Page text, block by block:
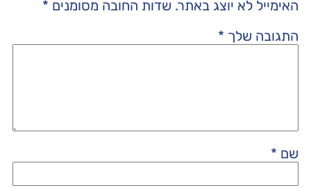
האימייל לא יוצג באתר. שדות החובה מסומנים *
התגובה שלך *
שם *